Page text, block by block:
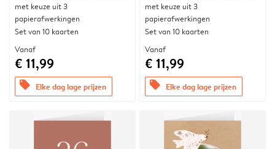
met keuze uit 3
papierafwerkingen
Set van 10 kaarten
Vanaf
€ 11,99
offers Elke dag lage prijzen
met keuze uit 3
papierafwerkingen
Set van 10 kaarten
Vanaf
€ 11,99
offers Elke dag lage prijzen